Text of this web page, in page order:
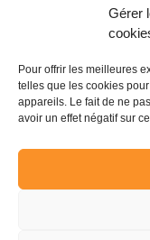
Gérer
Pour offrir les meilleures
telles que les cookies
appareils. Le fait de ne
avoir un effet négatif sur